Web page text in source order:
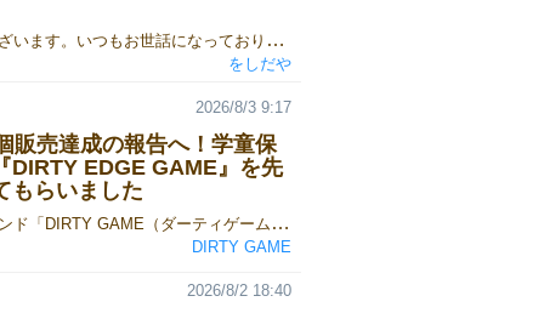
をしだやでございます。いつもお世話になっております。秋は土曜日のみの出展となりますが、よろしくお願いいたします。ゲームマーケット2026秋新作、『ババヌキングダム』製作快調です。自分好みの手札を作って、ババヌキ勝負！短時間かつ明快に、バランスの良い『くにづくり』が楽しめる、とっても楽しいゲームです！より詳しいマニュアルはこちら。よろしくお願いいたします。
をしだや
販売達成の報告へ！学童保
DIRTY EDGE GAME』を先
もらいました
いつも当ブランド「DIRTY GAME（ダーティゲーム）」を応援いただき、誠にありがとうございます。私たちのデビュー作『DIRTY DEAL GAME』（ダーティディールゲーム）は、もともと地域のある学童保育所で出会った一人の男の子の「また遊びたい」という言葉から生まれたボードゲームです。子どもたちや先生方の温かい応援を背負って挑んだ『ゲームマーケット2026春』から2ヶ月。 2026年7月28日、私たちは感謝と結果を伝えるため、再びあの学童保育所さんへと向かいました。▼ゲームマーケット2026春の当日の様子はこちらhttps://gamemarket.jp/blog/198609/■ ゲームマーケット2026春 結果報告今回のゲムマで、私たち「DIRTY GAME」は、持ち込んだ81個のうち69個を頒布することができました！当日のブースの様子（ブース番号：J36）初出展の場合「50個売れたら成功」と言われる中で、それを大きく上回る結果を残すことができ、本当に胸をなで下ろしています。子どもたちや先生方の前でこの結果を報告したとき、皆さんが自分のことのように喜んでくれて、心の底から安心しました。初出展でありながら、これほど多くの方に応援していただき、しっかりと結果で応えられたこと。嬉しい気持ちと感謝、そして安堵感で胸がいっぱいです。実はゲムマの前、「まだ何も結果を出していない自分が、こんなに誰かに応援される存在になっていいのだろうか……」と不安になることもありました。だからこそ、みんなの笑顔を見れた瞬間、救われたような気持ちになりました。当日はゲムマのおみやげ話をしたり、応援のお礼として『DIRTY DEAL GAME』の記念グッズを子どもたち一人ひとりにプレゼントしたりと、終始和やかな時間に。プレゼントしたもの■ 新作『DIRTY EDGE GAME』をお披露目！そして……訪問の後半では、2026年11月にクラウドファンディングを予定している新作ボードゲーム、『DIRTY EDGE GAME』（ダーティエッジゲーム）のテストプレイ（先行体験会）を実施しました！プレイ中の様子ルールを説明すると、子どもたちはすぐに理解してくれ、全力で楽しんでくれました。印象的だったのは、初めて遊ぶ1ラウンド目の1回目の勝負。みんながルールをしっかり理解してくれたからこそ、「どこにお金をベットするか」を真剣に悩み、なかなかゲームが進まなかったことです（笑）。ルールの飲み込みが早い子もいて、本当に驚かされました。おかげさまで、テストプレイは大好評！「前のゲームも楽しかったけど、こっちもすごく面白い！」とボソッと呟いてくれた子がいて、思わず笑みがこぼれました。「20億円になった！」「あ〜！5億円になっちゃった……」と、所持金が変動するたびに嬉しそうに報告してくれる姿がとても印象的でした。■ 新作『DIRTY EDGE GAME』の魅力と最新情報『DIRTY EDGE GAME』（ダーティエッジゲーム）は、カジノのバカラでカードをめくる瞬間のような、あのハラハラドキドキ感を誰もが楽しめる心理戦ボードゲームです。今回の新作は、前作を遊んでくださった皆様からの貴重なご意見を反映し、より直感的で、誰でもスッと遊べるゲーム性へと進化させました。完全新作タイトル（拡張セットではないため、前作をお持ちでない方も楽しめます）プレイ人数：2人〜6人対応シーン： 友人同士の熱い心理戦はもちろん、ご家族でのファミリープレイ、教育・学童施設でのレクリエーションまで幅広く対応そして前作に続き、今回もクラウドファンディングでの先行予約販売を実施いたします！【新作クラウドファンディング情報】実施期間： 2026年11月1日（日）〜 11月29日（日）予定詳細： プロジェクトページ公開時期に合わせて順次発表いたします。プロジェクトページの準備が整い次第、改めてご報告いたしますので、ぜひ公式X（旧Twitter）のチェックをお願いいたします！■ 現場の熱気を動画でお届け！現場の熱気と子どもたちの楽しい雰囲気は、ぜひこちらの動画からご覧ください！https://youtu.be/JGl1ss5yyVY?si=YPM6hrWTfpQ86iWT皆さまにこの熱気をお届けできる日を楽しみにしております！
2026/8/3 9:17
DIRTY GAME
2026/8/2 18:40